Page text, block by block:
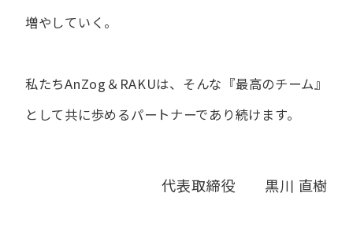
増やしていく。
私たちAnZog＆RAKUは、​そんな​『最高の​チーム』
と​して共に​歩める​パートナーであり続けます。
代表取締役 黒川 直樹